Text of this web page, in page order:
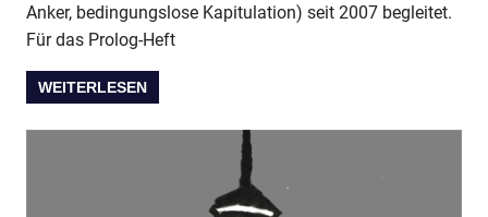
Anker, bedingungslose Kapitulation) seit 2007 begleitet.
Für das Prolog-Heft
WEITERLESEN